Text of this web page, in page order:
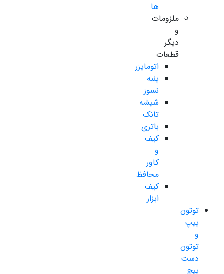
ها
ملزومات
و
دیگر
قطعات
اتومایزر
پنبه
نسوز
شیشه
تانک
باتری
کیف
و
کاور
محافظ
کیف
ابزار
توتون
پیپ
و
توتون
دست
پیچ